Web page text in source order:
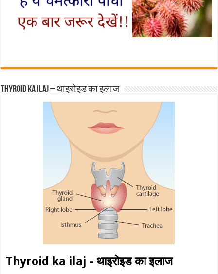
Thyroid ka ilaj – थाइरोइड का इलाज
Thyroid ka ilaj - थाइरोइड का इलाज